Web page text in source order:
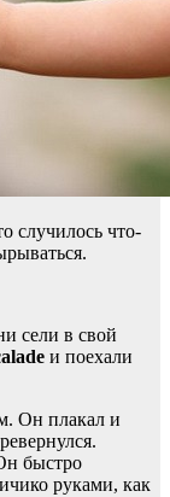
случилось что-
сели в свой
и поехали
Он плакал и
быстро
руками, как